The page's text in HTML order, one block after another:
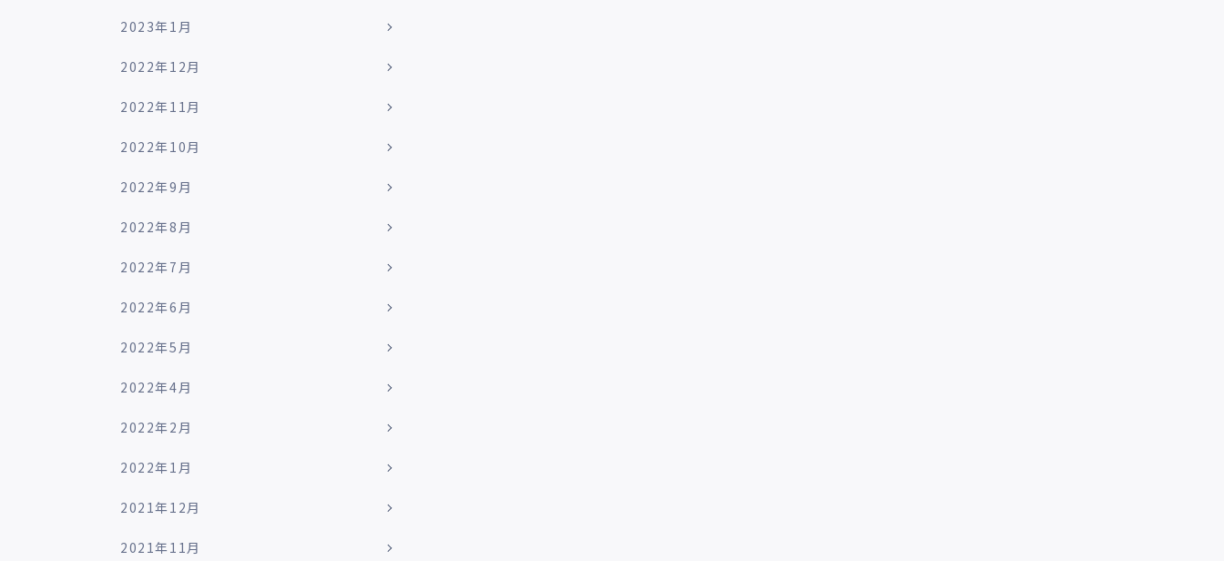
2023年1月
2022年12月
2022年11月
2022年10月
2022年9月
2022年8月
2022年7月
2022年6月
2022年5月
2022年4月
2022年2月
2022年1月
2021年12月
2021年11月